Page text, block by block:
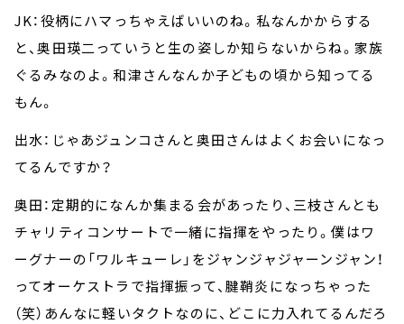
JK：役柄にハマっちゃえばいいのね。私なんかからする
と、奥田瑛二っていうと生の姿しか知らないからね。家族
ぐるみなのよ。和津さんなんか子どもの頃から知ってる
もん。
出水：じゃあジュンコさんと奥田さんはよくお会いになっ
てるんですか？
奥田：定期的になんか集まる会があったり、三枝さんとも
チャリティコンサートで一緒に指揮をやったり。僕はワ
ーグナーの「ワルキューレ」をジャンジャジャーンジャン！
ってオーケストラで指揮振って、腱鞘炎になっちゃった
（笑）あんなに軽いタクトなのに、どこに力入れてるんだろ